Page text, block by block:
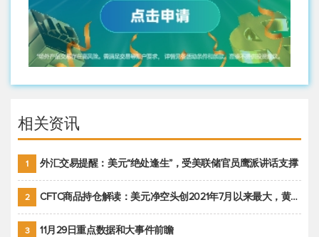
相关资讯
1 外汇交易提醒：美元“绝处逢生”，受美联储官员鹰派讲话支撑
2 CFTC商品持仓解读：美元净空头创2021年7月以来最大，黄金期货投机性净多头头寸减少
3 11月29日重点数据和大事件前瞻